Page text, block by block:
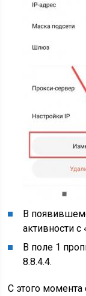
В
активности с
В поле 1
8.8.4.4.
С этого